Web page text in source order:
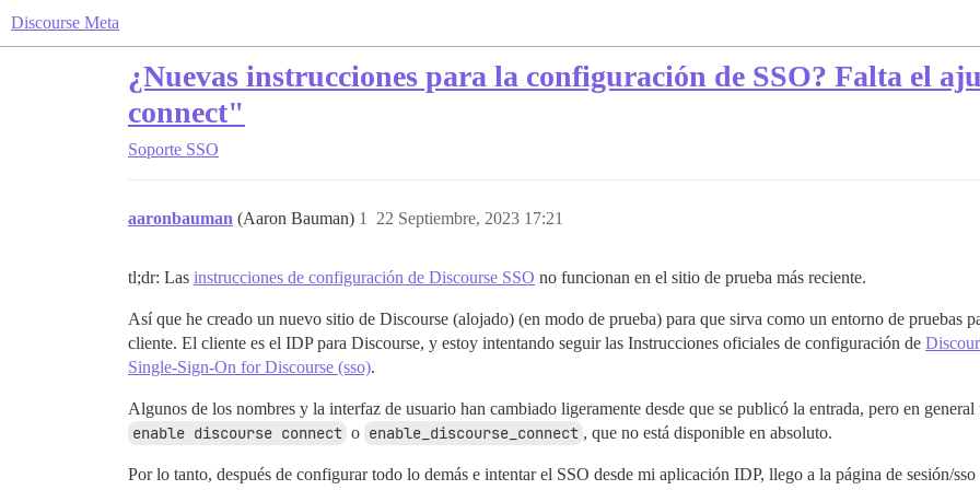
Discourse Meta
¿Nuevas instrucciones para la configuración de SSO? Falta el
connect"
Soporte SSO
aaronbauman (Aaron Bauman) 22 Septiembre, 2023 17:21
1
tl;dr: Las instrucciones de configuración de Discourse SSO no funcionan en el sitio de prueba más reciente.
Así que he creado un nuevo sitio de Discourse (alojado) (en modo de prueba) para que sirva como un entorno de pruebas
cliente. El cliente es el IDP para Discourse, y estoy intentando seguir las Instrucciones oficiales de configuración de
Single-Sign-On for Discourse (sso).
Algunos de los nombres y la interfaz de usuario han cambiado ligeramente desde que se publicó la entrada, pero en
enable discourse connect o enable_discourse_connect , que no está disponible en absoluto.
Por lo tanto, después de configurar todo lo demás e intentar el SSO desde mi aplicación IDP, llego a la página de sesión/